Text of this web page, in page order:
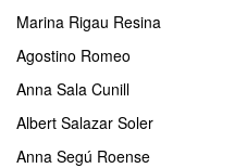
Marina Rigau Resina
Agostino Romeo
Anna Sala Cunill
Albert Salazar Soler
Anna Segú Roense